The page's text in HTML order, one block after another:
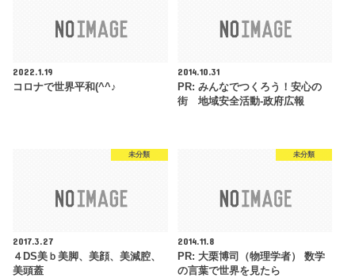
2022.1.19
コロナで世界平和(^^♪
2014.10.31
PR: みんなでつくろう！安心の
街 地域安全活動-政府広報
未分類
2017.3.27
４DS美ｂ美脚、美顔、美減腔、
美頭蓋
未分類
2014.11.8
PR: 大栗博司（物理学者） 数学
の言葉で世界を見たら